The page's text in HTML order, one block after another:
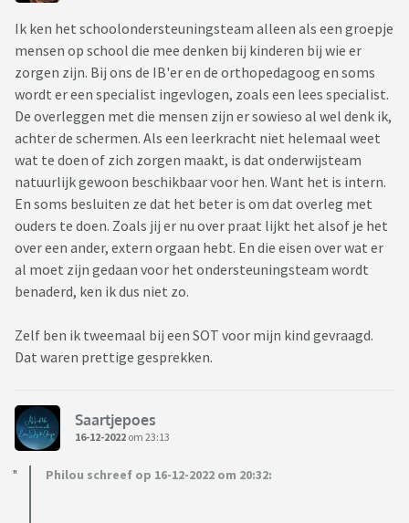
Ik ken het schoolondersteuningsteam alleen als een groepje
mensen op school die mee denken bij kinderen bij wie er
zorgen zijn. Bij ons de IB'er en de orthopedagoog en soms
wordt er een specialist ingevlogen, zoals een lees specialist.
De overleggen met die mensen zijn er sowieso al wel denk ik,
achter de schermen. Als een leerkracht niet helemaal weet
wat te doen of zich zorgen maakt, is dat onderwijsteam
natuurlijk gewoon beschikbaar voor hen. Want het is intern.
En soms besluiten ze dat het beter is om dat overleg met
ouders te doen. Zoals jij er nu over praat lijkt het alsof je het
over een ander, extern orgaan hebt. En die eisen over wat er
al moet zijn gedaan voor het ondersteuningsteam wordt
benaderd, ken ik dus niet zo.
Zelf ben ik tweemaal bij een SOT voor mijn kind gevraagd.
Dat waren prettige gesprekken.
Saartjepoes
16-12-2022 om 23:13
Philou schreef op 16-12-2022 om 20:32: